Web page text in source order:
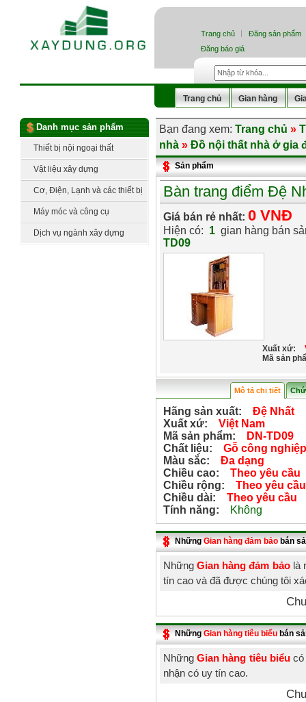
Trang chủ
Đăng sản phẩm
Đăng báo giá
Trang chủ Gian hàng
Danh mục sản phẩm
Thiết bị nội ngoại thất
Vật liệu xây dựng
Cơ, Điện, Lạnh và các thiết bị
công nghệ
Máy móc và công cụ
Dịch vụ ngành xây dựng
Bạn đang xem: Trang chủ »
nhà » Đồ nội thất nhà ở gia
Sản phẩm
Bàn trang điểm Đệ
Giá bán rẻ nhất: 0 VNĐ
Hiện có: 1gian hàng bán
TD09
Xuất xứ:
Mã sản
Mô tả chi tiết
Hãng sản xuất:
Đệ Nhất
Xuất xứ:
Việt Nam
Mã sản phẩm:
DN-TD09
Chất liệu:
Gỗ công nghiệp
Màu sắc:
Đa dạng
Chiều cao:
Theo yêu cầu
Chiều rộng:
Theo yêu cầu
Chiều dài:
Theo yêu cầu
Tính năng:
Không
NhữngGian hàng đảm bảobán
NhữngGian hàng đảm bảolà
tín cao và đã được chúng tôi
NhữngGian hàng tiêu biểubán
NhữngGian hàng tiêu biểucó
nhận có uy tín cao.